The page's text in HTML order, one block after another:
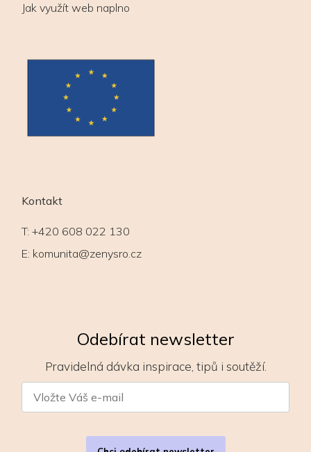
Jak využít web naplno
Kontakt
T: +420 608 022 130
E: komunita@zenysro.cz
Odebírat newsletter
Pravidelná dávka inspirace, tipů i soutěží.